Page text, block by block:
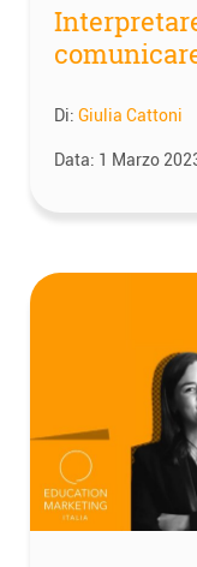
Di: Giulia Cattoni
Data: 1 Marzo